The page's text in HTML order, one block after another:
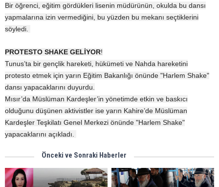
Bir öğrenci, eğitim gördükleri lisenin müdürünün, okulda bu dansı
yapmalarına izin vermediğini, bu yüzden bu mekanı seçtiklerini
söyledi.
PROTESTO SHAKE GELİYOR!
Tunus’ta bir gençlik hareketi, hükümeti ve Nahda hareketini
protesto etmek için yarın Eğitim Bakanlığı önünde "Harlem Shake"
dansı yapacaklarını duyurdu.
Mısır’da Müslüman Kardeşler’in yönetimde etkin ve baskıcı
olduğunu düşünen aktivistler ise yarın Kahire’de Müslüman
Kardeşler Teşkilatı Genel Merkezi önünde "Harlem Shake"
yapacaklarını açıkladı.
Önceki ve Sonraki Haberler